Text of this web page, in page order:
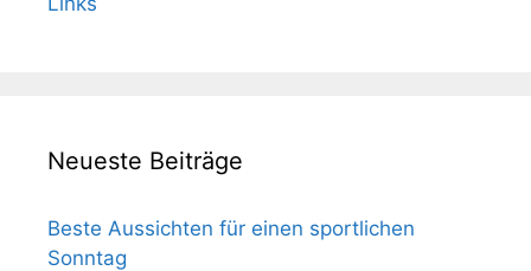
Neueste Beiträge
Beste Aussichten für einen sportlichen
Sonntag